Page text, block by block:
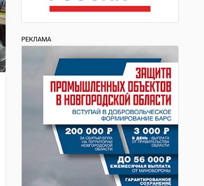
РЕКЛАМА